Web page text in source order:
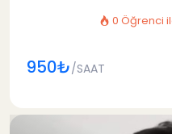
0 Öğrenci
950₺/SAAT